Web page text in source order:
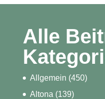
Alle
Allgemein (450)
Altona (139)